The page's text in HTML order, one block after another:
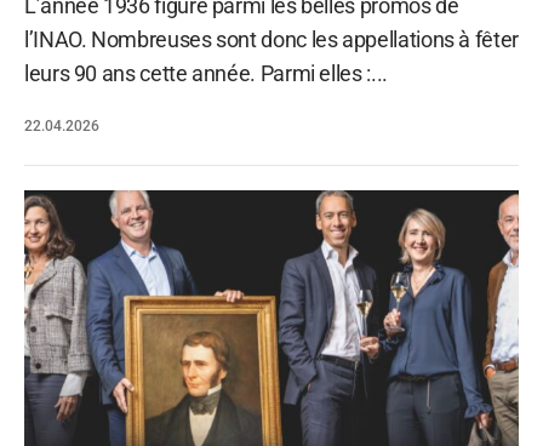
22.04.2026
L’année 1936 figure parmi les belles promos de
l’INAO. Nombreuses sont donc les appellations à fêter
leurs 90 ans cette année. Parmi elles :...